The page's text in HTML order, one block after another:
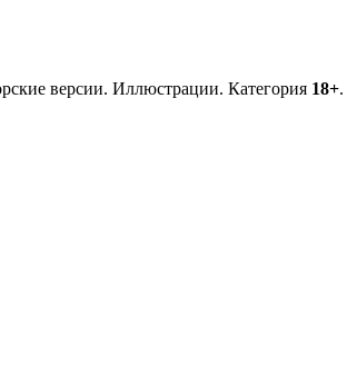
версии. Иллюстрации. Категория 18+.